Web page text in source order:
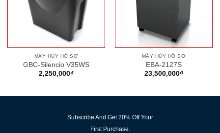
MÁY HỦY HỒ SƠ
GBC-Silencio V35WS
2,250,000₫
MÁY HỦY HỒ SƠ
EBA-2127S
23,500,000₫
Subscribe And Get 20% Off Your
First Purchase.